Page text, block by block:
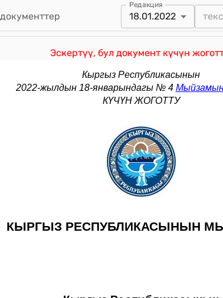
Редакция
18.01.2022
Эскертүү, бул документ күчүн